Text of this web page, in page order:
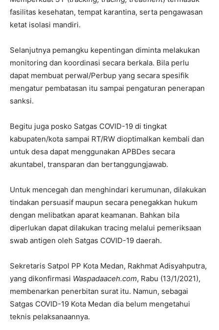
fasilitas kesehatan, tempat karantina, serta pengawasan
ketat isolasi mandiri.
Selanjutnya pemangku kepentingan diminta melakukan
monitoring dan koordinasi secara berkala. Bila perlu
dapat membuat perwal/Perbup yang secara spesifik
mengatur pembatasan itu sampai pengaturan penerapan
sanksi.
Begitu juga posko Satgas COVID-19 di tingkat
kabupaten/kota sampai RT/RW dioptimalkan kembali dan
untuk desa dapat menggunakan APBDes secara
akuntabel, transparan dan bertanggungjawab.
Untuk mencegah dan menghindari kerumunan, dilakukan
tindakan persuasif maupun secara penegakkan hukum
dengan melibatkan aparat keamanan. Bahkan bila
diperlukan dapat dilakukan tracing melalui pemeriksaan
swab antigen oleh Satgas COVID-19 daerah.
Sekretaris Satpol PP Kota Medan, Rakhmat Adisyahputra,
yang dikonfirmasi Waspadaaceh.com, Rabu (13/1/2021),
membenarkan penerbitan surat itu. Namun, sebagai
Satgas COVID-19 Kota Medan dia belum mengetahui
teknis pelaksanaannya.